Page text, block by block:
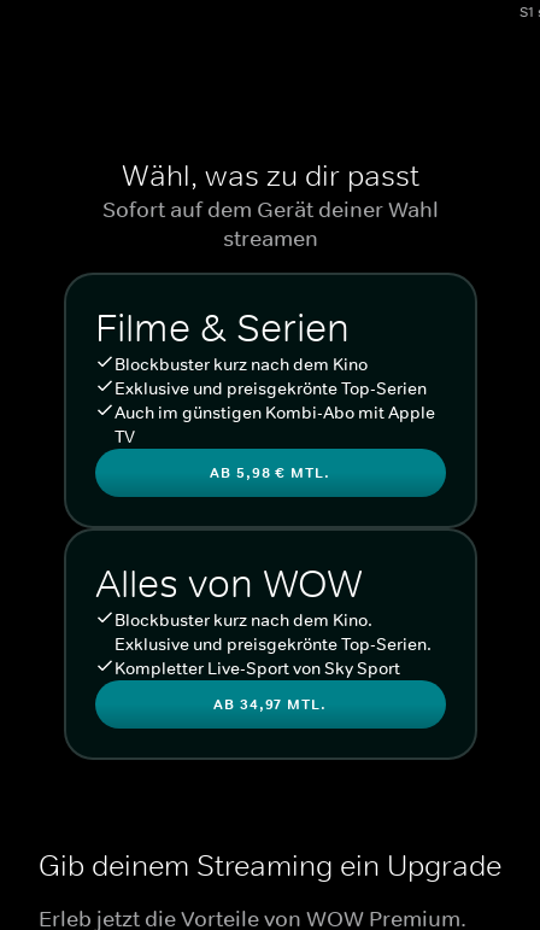
Wähl, was zu dir passt
Sofort auf dem Gerät deiner Wahl
streamen
Filme & Serien
Blockbuster kurz nach dem Kino
Exklusive und preisgekrönte Top-Serien
Auch im günstigen Kombi-Abo mit Apple
TV
AB 5,98 € MTL.
Alles von WOW
Blockbuster kurz nach dem Kino.
Exklusive und preisgekrönte Top-Serien.
Kompletter Live-Sport von Sky Sport
AB 34,97 MTL.
Gib deinem Streaming ein Upgrade
Erleb jetzt die Vorteile von WOW Premium.